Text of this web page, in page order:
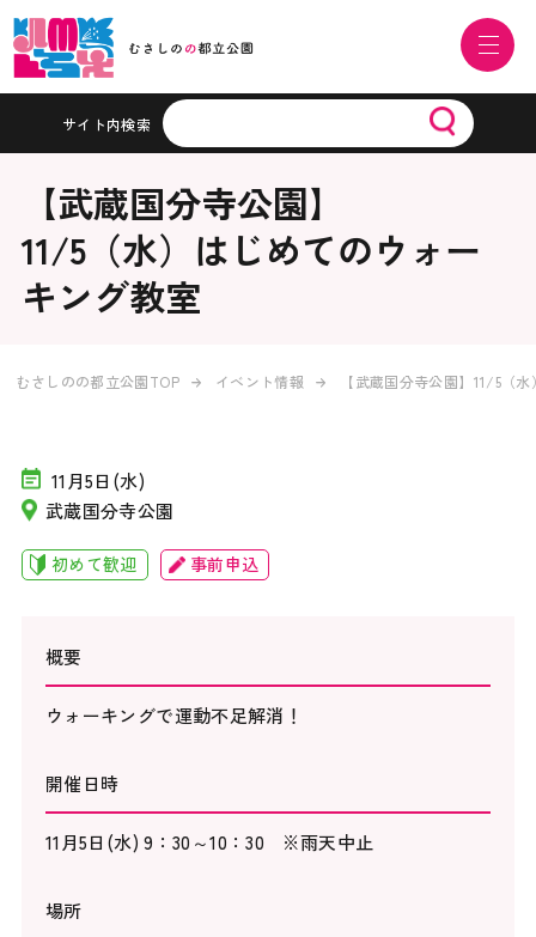
サイト内検索
【武蔵国分寺公園】
11/5（水）はじめてのウォー
キング教室
むさしのの都立公園TOP イベント情報 【武蔵国分寺公園】11/5（
11月5日(水)
武蔵国分寺公園
初めて歓迎 事前申込
概要
ウォーキングで運動不足解消！
開催日時
11月5日(水) 9：30～10：30 ※雨天中止
場所